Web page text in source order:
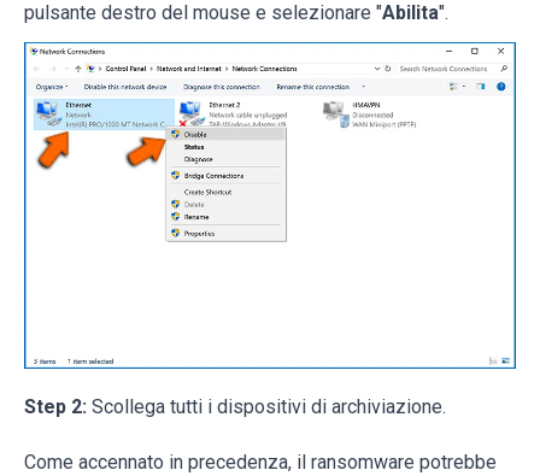
pulsante destro del mouse e selezionare "Abilita".
Step 2: Scollega tutti i dispositivi di archiviazione.
Come accennato in precedenza, il ransomware potrebbe